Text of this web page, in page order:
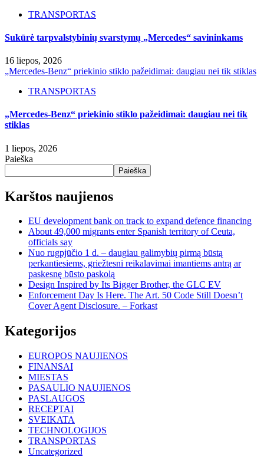
TRANSPORTAS
Sukūrė tarpvalstybinių svarstymų „Mercedes“ savininkams
16 liepos, 2026
„Mercedes-Benz“ priekinio stiklo pažeidimai: daugiau nei tik stiklas
TRANSPORTAS
„Mercedes-Benz“ priekinio stiklo pažeidimai: daugiau nei tik
stiklas
1 liepos, 2026
Paieška
Paieška
Karštos naujienos
EU development bank on track to expand defence financing
About 49,000 migrants enter Spanish territory of Ceuta,
officials say
Nuo rugpjūčio 1 d. – daugiau galimybių pirmą būstą
perkantiesiems, griežtesni reikalavimai imantiems antrą ar
paskesnę būsto paskolą
Design Inspired by Its Bigger Brother, the GLC EV
Enforcement Day Is Here. The Art. 50 Code Still Doesn’t
Cover Agent Disclosure. – Forkast
Kategorijos
EUROPOS NAUJIENOS
FINANSAI
MIESTAS
PASAULIO NAUJIENOS
PASLAUGOS
RECEPTAI
SVEIKATA
TECHNOLOGIJOS
TRANSPORTAS
Uncategorized